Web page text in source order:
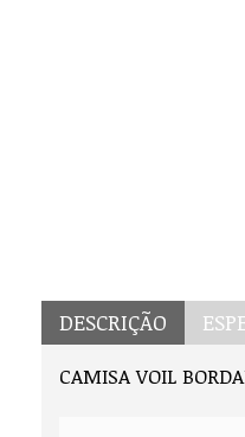
DESCRIÇÃO
CAMISA VOIL